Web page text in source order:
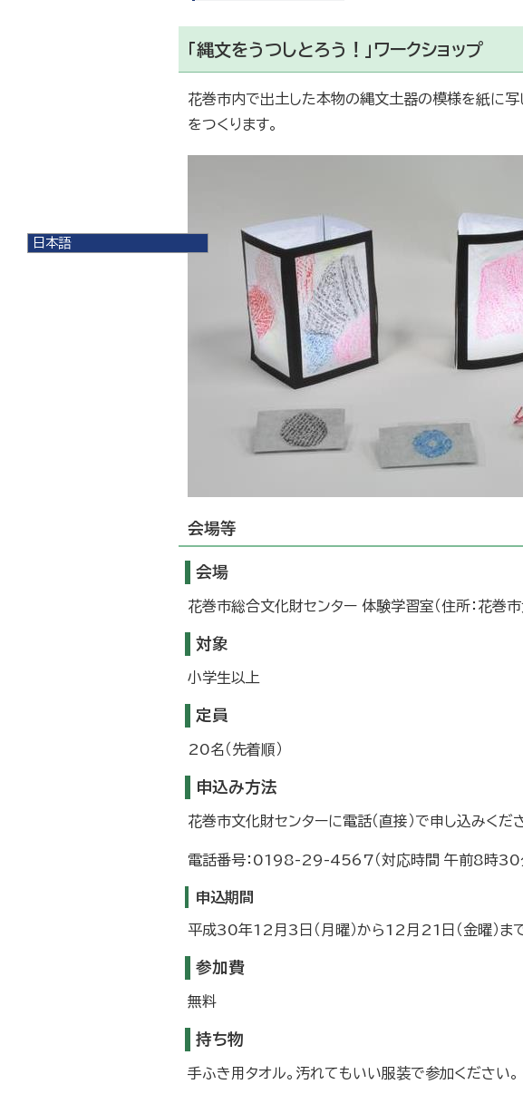
日本語
「縄文をうつしとろう！」ワークショップ
花巻市内で出土した本物の縄文土器の模様を紙に写し
をつくります。
会場等
会場
花巻市総合文化財センター 体験学習室（住所：花巻
対象
小学生以上
定員
20名（先着順）
申込み方法
花巻市文化財センターに電話（直接）で申し込みくだ
電話番号：0198-29-4567（対応時間 午前8時30
申込期間
平成30年12月3日（月曜）から12月21日（金曜）ま
参加費
無料
持ち物
手ふき用タオル。汚れてもいい服装で参加ください。